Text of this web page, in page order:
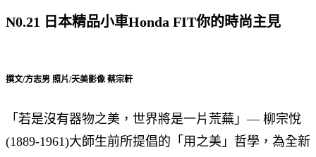
N0.21 日本精品小車Honda FIT你的時尚主見
撰文/方志男 照片/天美影像 蔡宗軒
「若是沒有器物之美，世界將是一片荒蕪」— 柳宗悅
(1889-1961)大師生前所提倡的「用之美」哲學，為全新